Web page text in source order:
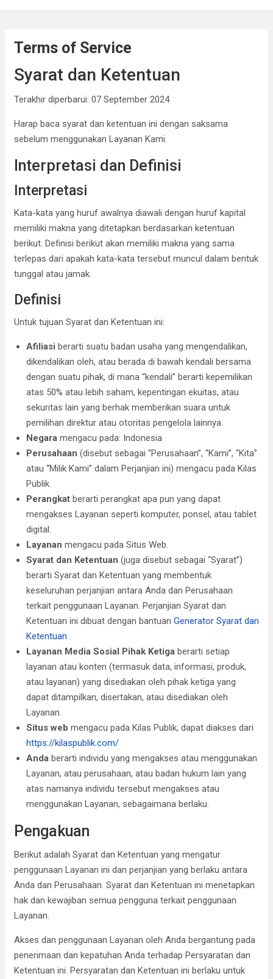
Kapolda Sumsel Tekankan Tiga Langkah Cegah
Satpol PP Bandung Tertibkan 645 Bangunan Liar dalam
Tujuh Bulan
Polisi Bongkar Dugaan Peredaran Sabu di Bengkulu,
Kurir Ganja Ditangkap, Puluhan Paket Digagalkan Polisi
Terms of Service
Syarat dan Ketentuan
Terakhir diperbarui: 07 September 2024
Harap baca syarat dan ketentuan ini dengan saksama
sebelum menggunakan Layanan Kami.
Interpretasi dan Definisi
Interpretasi
Kata-kata yang huruf awalnya diawali dengan huruf kapital
memiliki makna yang ditetapkan berdasarkan ketentuan
berikut. Definisi berikut akan memiliki makna yang sama
terlepas dari apakah kata-kata tersebut muncul dalam bentuk
tunggal atau jamak.
Definisi
Untuk tujuan Syarat dan Ketentuan ini:
Afiliasi berarti suatu badan usaha yang mengendalikan,
dikendalikan oleh, atau berada di bawah kendali bersama
dengan suatu pihak, di mana “kendali” berarti kepemilikan
atas 50% atau lebih saham, kepentingan ekuitas, atau
sekuritas lain yang berhak memberikan suara untuk
pemilihan direktur atau otoritas pengelola lainnya.
Negara mengacu pada: Indonesia
Perusahaan (disebut sebagai “Perusahaan”, “Kami”, “Kita”
atau “Milik Kami” dalam Perjanjian ini) mengacu pada Kilas
Publik.
Perangkat berarti perangkat apa pun yang dapat
mengakses Layanan seperti komputer, ponsel, atau tablet
digital.
Layanan mengacu pada Situs Web.
Syarat dan Ketentuan (juga disebut sebagai “Syarat”)
berarti Syarat dan Ketentuan yang membentuk
keseluruhan perjanjian antara Anda dan Perusahaan
terkait penggunaan Layanan. Perjanjian Syarat dan
Ketentuan ini dibuat dengan bantuan Generator Syarat dan
Ketentuan .
Layanan Media Sosial Pihak Ketiga berarti setiap
layanan atau konten (termasuk data, informasi, produk,
atau layanan) yang disediakan oleh pihak ketiga yang
dapat ditampilkan, disertakan, atau disediakan oleh
Layanan.
Situs web mengacu pada Kilas Publik, dapat diakses dari
https://kilaspublik.com/
Anda berarti individu yang mengakses atau menggunakan
Layanan, atau perusahaan, atau badan hukum lain yang
atas namanya individu tersebut mengakses atau
menggunakan Layanan, sebagaimana berlaku.
Pengakuan
Berikut adalah Syarat dan Ketentuan yang mengatur
penggunaan Layanan ini dan perjanjian yang berlaku antara
Anda dan Perusahaan. Syarat dan Ketentuan ini menetapkan
hak dan kewajiban semua pengguna terkait penggunaan
Layanan.
Akses dan penggunaan Layanan oleh Anda bergantung pada
penerimaan dan kepatuhan Anda terhadap Persyaratan dan
Ketentuan ini. Persyaratan dan Ketentuan ini berlaku untuk